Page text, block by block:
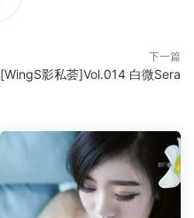
下一篇
[WingS影私荟]Vol.014 白微Sera